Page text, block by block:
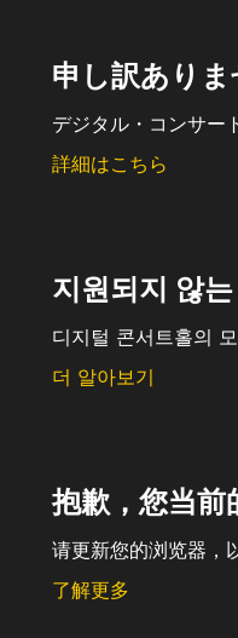
申し訳あり
デジタル・コンサー
詳細はこちら
지원되지 않
디지털 콘서트홀의
더 알아보기
抱歉，您当前
请更新您的浏览器，
了解更多